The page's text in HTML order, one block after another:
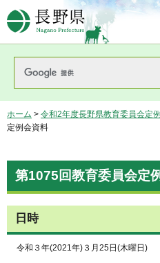
長野県Nagano
ホーム > 令和2年度長野県教育委員会定
定例会資料
第1075回教育委員会定
日時
令和３年(2021年)３月25日(木曜日)